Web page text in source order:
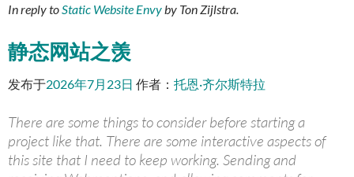
In reply to Static Website Envy by Ton Zijlstra
静态网站之羡
发布于2026年7月23日 作者： 托恩·齐尔斯特拉
There are some things to consider before starting a
project like that. There are some interactive aspects of
this site that I need to keep working. Sending and